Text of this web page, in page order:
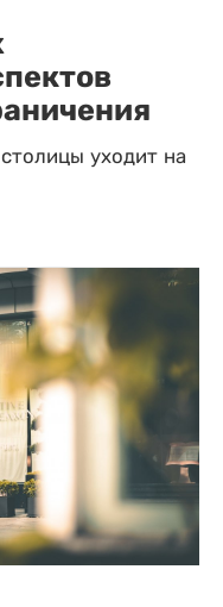
уходит на